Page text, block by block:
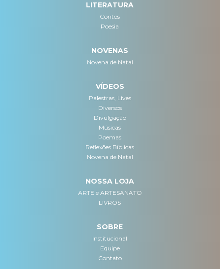
LITERATURA
Contos
Poesia
NOVENAS
Novena de Natal
VÍDEOS
Palestras, Lives
Diversos
Divulgação
Músicas
Poemas
Reflexões Bíblicas
Novena de Natal
NOSSA LOJA
ARTE e ARTESANATO
LIVROS
SOBRE
Institucional
Equipe
Contato